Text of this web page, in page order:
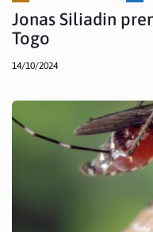
Jonas Siliadin
Togo
14/10/2024